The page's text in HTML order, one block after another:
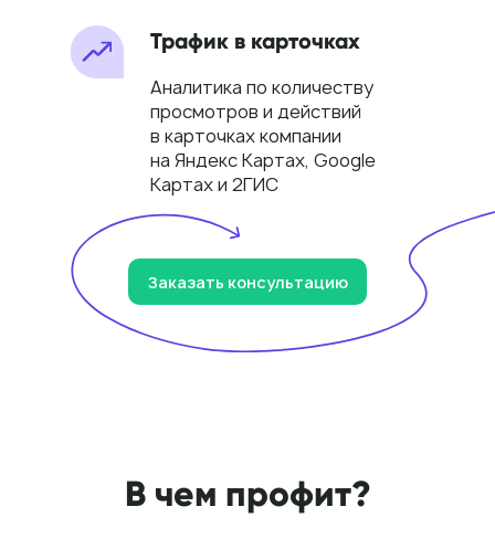
Трафик в карточках
Аналитика по количеству
просмотров и действий
в карточках компании
на Яндекс Картах, Google
Картах и 2ГИС
Заказать консультацию
В чем профит?